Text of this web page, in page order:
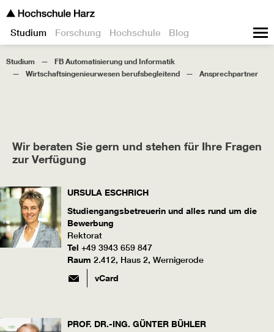
Studium Forschung Hochschule Blog
Studium
FB Automatisierung und Informatik
Wirtschaftsingenieurwesen berufsbegleitend
Ansprechpartner
Wir beraten Sie gern und stehen für Ihre Fragen
zur Verfügung
URSULA ESCHRICH
Studiengangsbetreuerin und alles rund um die
Bewerbung
Rektorat
Tel +49 3943 659 847
Raum 2.412, Haus 2, Wernigerode
vCard
PROF. DR.-ING. GÜNTER BÜHLER